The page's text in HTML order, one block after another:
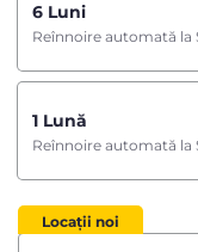
6 Luni
Reînnoire automată la
1 Lună
Reînnoire automată la
Locații noi